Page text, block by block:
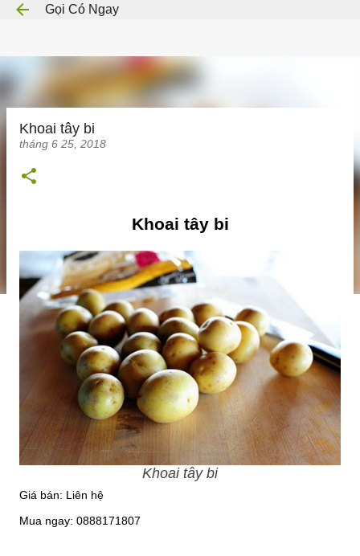
Chuyển đến nội dung chính
Gọi Có Ngay
Khoai tây bi
tháng 6 25, 2018
Khoai tây bi
Khoai tây bi
Giá bán: Liên hệ
Mua ngay: 0888171807